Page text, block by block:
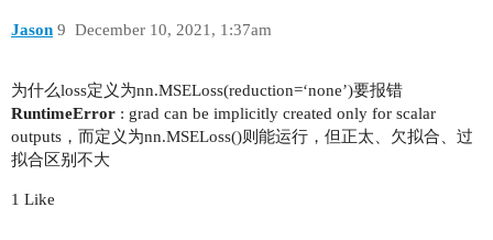
Jason December 10, 2021, 1:37am
9
为什么loss定义为nn.MSELoss(reduction=‘none’)要报错
RuntimeError : grad can be implicitly created only for scalar
outputs，而定义为nn.MSELoss()则能运行，但正太、欠拟合、过
拟合区别不大
1 Like